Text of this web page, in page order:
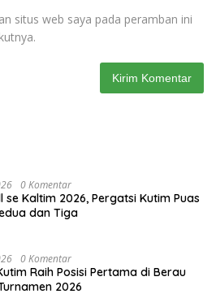
situs web saya pada peramban ini
0 Komentar
se Kaltim 2026, Pergatsi Kutim Puas
dan Tiga
0 Komentar
Raih Posisi Pertama di Berau
2026